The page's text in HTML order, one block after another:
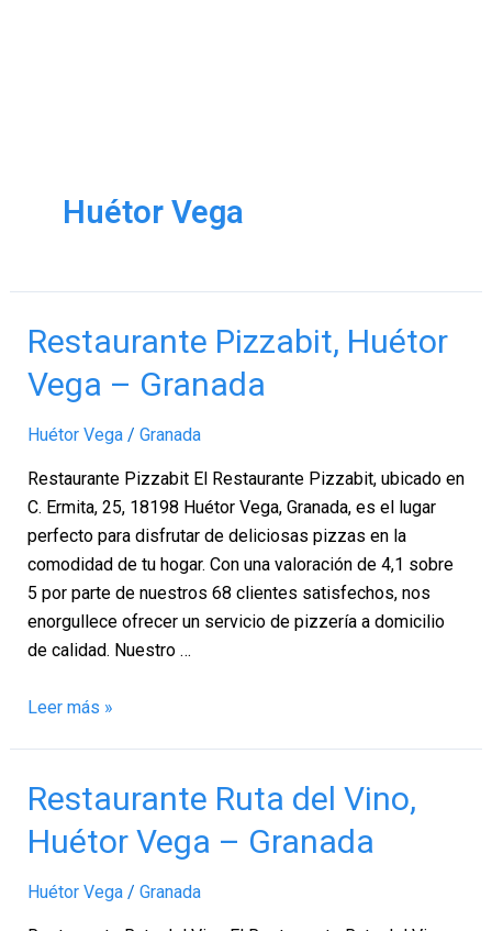
Huétor Vega
Restaurante Pizzabit, Huétor
Vega – Granada
Huétor Vega/ Granada
Restaurante Pizzabit El Restaurante Pizzabit, ubicado en
C. Ermita, 25, 18198 Huétor Vega, Granada, es el lugar
perfecto para disfrutar de deliciosas pizzas en la
comodidad de tu hogar. Con una valoración de 4,1 sobre
5 por parte de nuestros 68 clientes satisfechos, nos
enorgullece ofrecer un servicio de pizzería a domicilio
de calidad. Nuestro …
Restaurante
Pizzabit,
Huétor
–
Granada
Leer más »
Restaurante Ruta del Vino,
Huétor Vega – Granada
Huétor Vega/ Granada
Restaurante
Ruta
del
Huétor